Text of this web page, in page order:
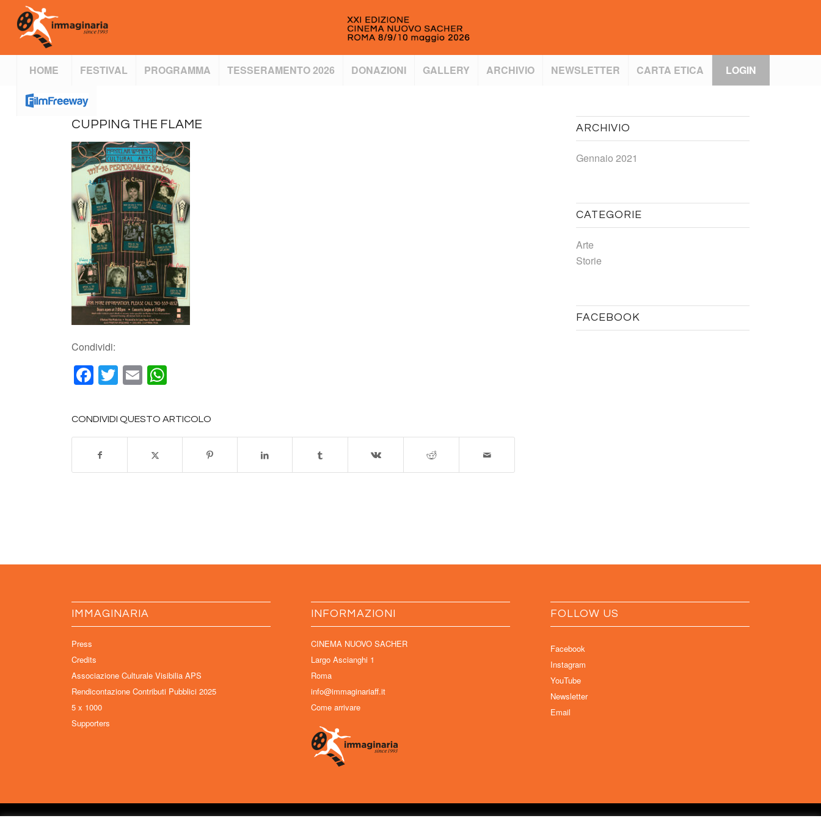
HOME FESTIVAL PROGRAMMA TESSERAMENTO 2026 DONAZIONI GALLERY ARCHIVIO NEWSLETTER CARTA ETICA LOGIN
CUPPING THE FLAME
Condividi:
Facebook
Twitter
Email
CONDIVIDI QUESTO ARTICOLO
ARCHIVIO
Gennaio 2021
CATEGORIE
Arte
Storie
FACEBOOK
IMMAGINARIA
Press
Credits
Associazione Culturale Visibilia APS
Rendicontazione Contributi Pubblici 2025
5 x 1000
Supporters
INFORMAZIONI
CINEMA NUOVO SACHER
Largo Ascianghi 1
Roma
info@immaginariaff.it
Come arrivare
FOLLOW US
Facebook
Instagram
YouTube
Newsletter
Email